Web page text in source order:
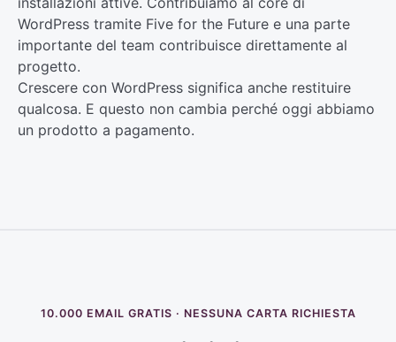
WordPress tramite Five for the Future e una parte
importante del team contribuisce direttamente al
progetto.
Crescere con WordPress significa anche restituire
qualcosa. E questo non cambia perché oggi abbiamo
un prodotto a pagamento.
10.000 EMAIL GRATIS · NESSUNA CARTA RICHIESTA